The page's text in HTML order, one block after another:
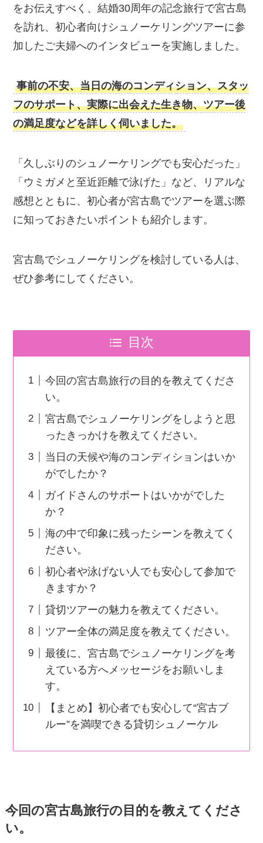
をお伝えすべく、結婚30周年の記念旅行で宮古島
を訪れ、初心者向けシュノーケリングツアーに参
加したご夫婦へのインタビューを実施しました。
事前の不安、当日の海のコンディション、スタッ
フのサポート、実際に出会えた生き物、ツアー後
の満足度などを詳しく伺いました。
「久しぶりのシュノーケリングでも安心だった」
「ウミガメと至近距離で泳げた」など、リアルな
感想とともに、初心者が宮古島でツアーを選ぶ際
に知っておきたいポイントも紹介します。
宮古島でシュノーケリングを検討している人は、
ぜひ参考にしてください。
目次
今回の宮古島旅行の目的を教えてくださ
い。
宮古島でシュノーケリングをしようと思
ったきっかけを教えてください。
当日の天候や海のコンディションはいか
がでしたか？
ガイドさんのサポートはいかがでした
か？
海の中で印象に残ったシーンを教えてく
ださい。
初心者や泳げない人でも安心して参加で
きますか？
貸切ツアーの魅力を教えてください。
ツアー全体の満足度を教えてください。
最後に、宮古島でシュノーケリングを考
えている方へメッセージをお願いしま
す。
【まとめ】初心者でも安心して“宮古ブ
ルー”を満喫できる貸切シュノーケル
今回の宮古島旅行の目的を教えてくださ
い。